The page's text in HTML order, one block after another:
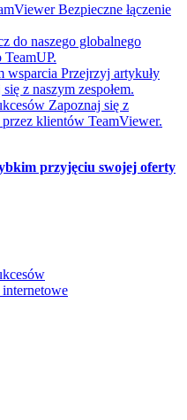
Bezpieczne łączenie
do naszego globalnego
TeamUP.
wsparcia Przejrzyj artykuły
z naszym zespołem.
Zapoznaj się z
klientów TeamViewer.
przyjęciu swojej oferty